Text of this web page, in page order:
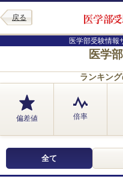
戻る
医学部受験情報
医学
ランキン
偏差値 倍率
全て